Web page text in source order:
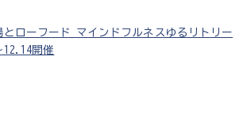
とローフード マインドフルネスゆるリトリー
12.14開催